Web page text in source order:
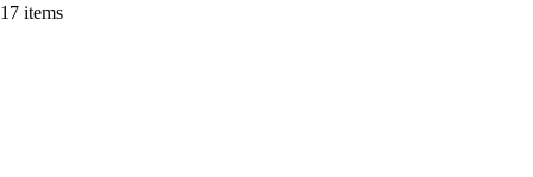
17 items